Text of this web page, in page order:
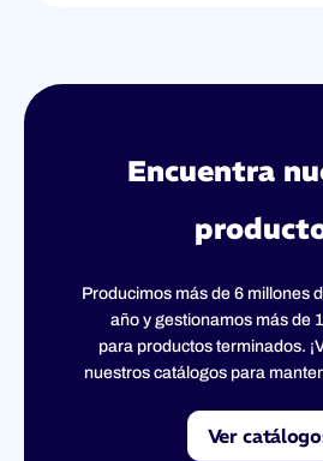
Encuentra
Producimos más de 6 millones
año y gestionamos más de
para productos terminados.
nuestros catálogos para
Ver